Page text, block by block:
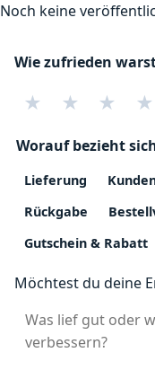
Noch keine
Wie zufrieden
★ ★ ★ ★
Worauf bezieht
Lieferung
Rückgabe
Gutschein & Rabatt
Möchtest du deine